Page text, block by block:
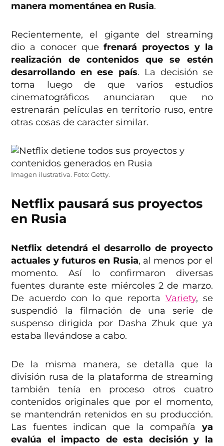
manera momentánea en Rusia.
Recientemente, el gigante del streaming
dio a conocer que frenará proyectos y la
realización de contenidos que se estén
desarrollando en ese país. La decisión se
toma luego de que varios estudios
cinematográficos anunciaran que no
estrenarán películas en territorio ruso, entre
otras cosas de caracter similar.
Imagen ilustrativa. Foto: Getty.
Netflix pausará sus proyectos
en Rusia
Netflix detendrá el desarrollo de proyecto
actuales y futuros en Rusia, al menos por el
momento. Así lo confirmaron diversas
fuentes durante este miércoles 2 de marzo.
De acuerdo con lo que reporta Variety, se
suspendió la filmación de una serie de
suspenso dirigida por Dasha Zhuk que ya
estaba llevándose a cabo.
De la misma manera, se detalla que la
división rusa de la plataforma de streaming
también tenía en proceso otros cuatro
contenidos originales que por el momento,
se mantendrán retenidos en su producción.
Las fuentes indican que la compañía
ya
evalúa el impacto de esta decisión y la